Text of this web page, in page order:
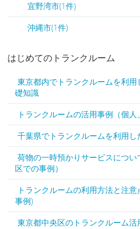
宜野湾市(1件)
沖縄市(1件)
はじめてのトランクルーム
東京都内でトランクルームを利用
礎知識
トランクルームの活用事例（個人
千葉県でトランクルームを利用し
荷物の一時預かりサービスについ
区での事例）
トランクルームの利用方法と注
事例)
東京都中央区のトランクルーム活